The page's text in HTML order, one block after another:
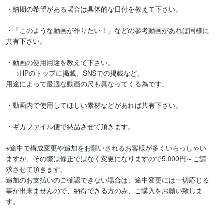
・納期の希望がある場合は具体的な日付を教えて下さい。
・「このような動画が作りたい！」などの参考動画があれば同様に
共有下さい。
・動画の使用用途を教えて下さい。
→HPのトップに掲載、SNSでの掲載など。
用途によって最適な動画の尺も異なってくる為です。
・動画内で使用してほしい素材などがあれば共有下さい。
・ギガファイル便で納品させて頂きます。
※途中で構成変更や追加をお願いされるお客様が多くいらっしゃい
ますが、その際は修正ではなく変更になりますので5,000円～ご請
求させて頂きます。
追加のお支払いのご確認できない場合は、途中変更には一切応じる
事が出来ませんので、納得できる方のみ、ご購入をお願い致しま
す。